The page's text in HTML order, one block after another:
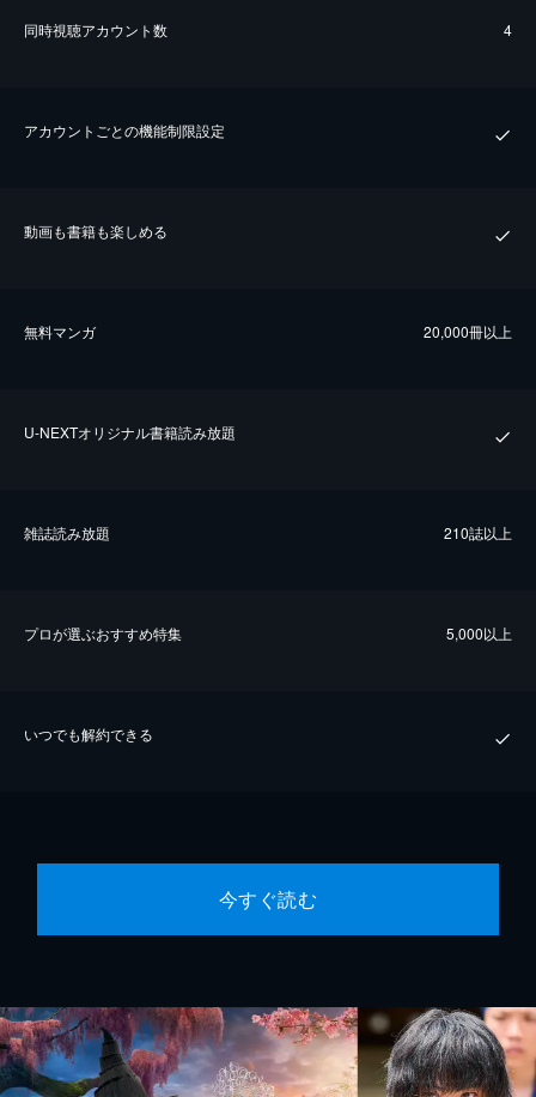
同時視聴アカウント数 4
アカウントごとの機能制限設定
動画も書籍も楽しめる
無料マンガ 20,000冊以上
U-NEXTオリジナル書籍読み放題
雑誌読み放題 210誌以上
プロが選ぶおすすめ特集 5,000以上
いつでも解約できる
今すぐ読む